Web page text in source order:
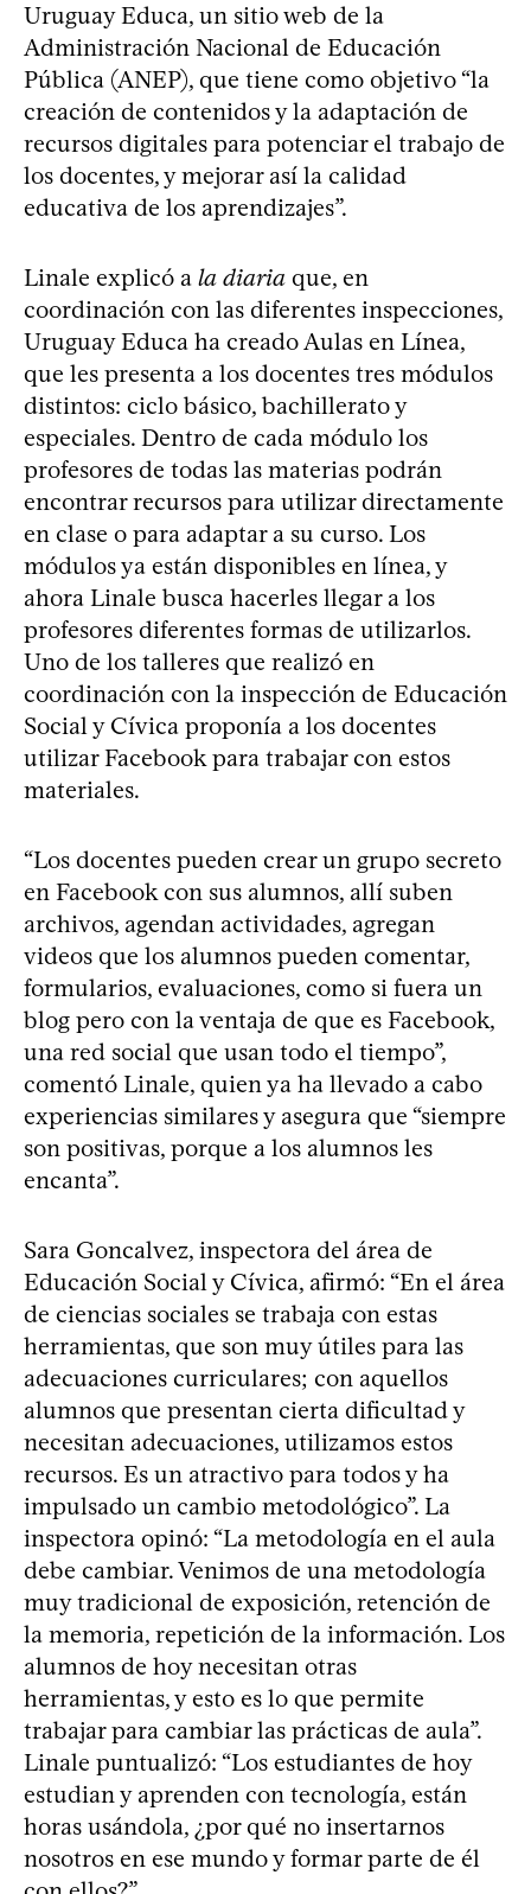
Uruguay Educa, un sitio web de la
Administración Nacional de Educación
Pública (ANEP), que tiene como objetivo “la
creación de contenidos y la adaptación de
recursos digitales para potenciar el trabajo de
los docentes, y mejorar así la calidad
educativa de los aprendizajes”.
Linale explicó a la diaria que, en
coordinación con las diferentes inspecciones,
Uruguay Educa ha creado Aulas en Línea,
que les presenta a los docentes tres módulos
distintos: ciclo básico, bachillerato y
especiales. Dentro de cada módulo los
profesores de todas las materias podrán
encontrar recursos para utilizar directamente
en clase o para adaptar a su curso. Los
módulos ya están disponibles en línea, y
ahora Linale busca hacerles llegar a los
profesores diferentes formas de utilizarlos.
Uno de los talleres que realizó en
coordinación con la inspección de Educación
Social y Cívica proponía a los docentes
utilizar Facebook para trabajar con estos
materiales.
“Los docentes pueden crear un grupo secreto
en Facebook con sus alumnos, allí suben
archivos, agendan actividades, agregan
videos que los alumnos pueden comentar,
formularios, evaluaciones, como si fuera un
blog pero con la ventaja de que es Facebook,
una red social que usan todo el tiempo”,
comentó Linale, quien ya ha llevado a cabo
experiencias similares y asegura que “siempre
son positivas, porque a los alumnos les
encanta”.
Sara Goncalvez, inspectora del área de
Educación Social y Cívica, afirmó: “En el área
de ciencias sociales se trabaja con estas
herramientas, que son muy útiles para las
adecuaciones curriculares; con aquellos
alumnos que presentan cierta dificultad y
necesitan adecuaciones, utilizamos estos
recursos. Es un atractivo para todos y ha
impulsado un cambio metodológico”. La
inspectora opinó: “La metodología en el aula
debe cambiar. Venimos de una metodología
muy tradicional de exposición, retención de
la memoria, repetición de la información. Los
alumnos de hoy necesitan otras
herramientas, y esto es lo que permite
trabajar para cambiar las prácticas de aula”.
Linale puntualizó: “Los estudiantes de hoy
estudian y aprenden con tecnología, están
horas usándola, ¿por qué no insertarnos
nosotros en ese mundo y formar parte de él